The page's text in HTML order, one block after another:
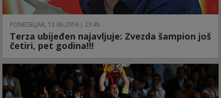
PONEDELJAK, 13.06.2016 | 23:45
Terza ubijeđen najavljuje: Zvezda šampion još
četiri, pet godina!!!